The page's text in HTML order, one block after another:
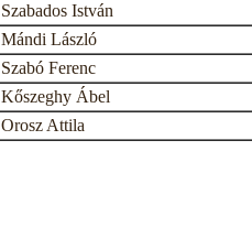
Szabados István
Mándi László
Szabó Ferenc
Kőszeghy Ábel
Orosz Attila